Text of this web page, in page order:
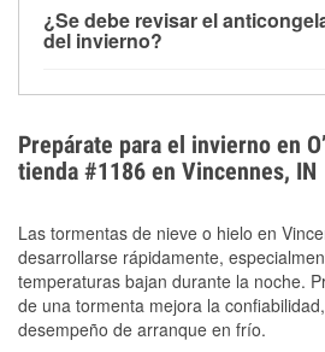
alrededor de 1 PSI por cada 10
temperatura. Puedes obtener
¿Se debe revisar el
del invierno?
el sobrecalentamiento en
extremo. Aprende cómo
anticongelante en nuestra
Prepárate para el invierno en
tienda #1186 en Vincennes, IN
Las tormentas de nieve o hielo en
desarrollarse rápidamente,
temperaturas bajan durante la noche.
de una tormenta mejora la
desempeño de arranque en frío.